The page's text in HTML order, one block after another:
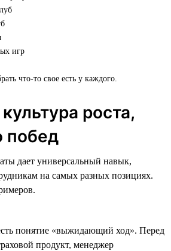
игр
что-то свое есть у каждого.
роста,
побед
дает универсальный навык,
на самых разных позициях.
понятие «выжидающий ход». Перед
продукт, менеджер